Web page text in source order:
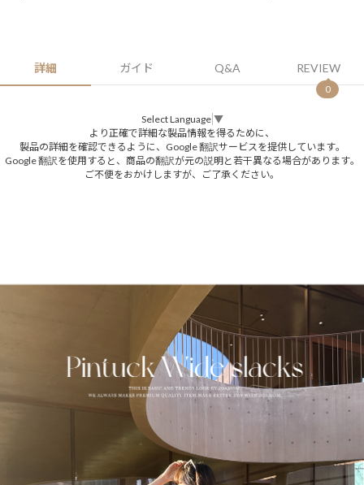
詳細 ガイド Q&A REVIEW
0
Select Language ▼
より正確で詳細な製品情報を得るために、
製品の詳細を確認できるように、Google 翻訳サービスを提供しています。
Google 翻訳を使用すると、商品の翻訳が元の説明と若干異なる場合があります。
ご不便をおかけしますが、ご了承ください。